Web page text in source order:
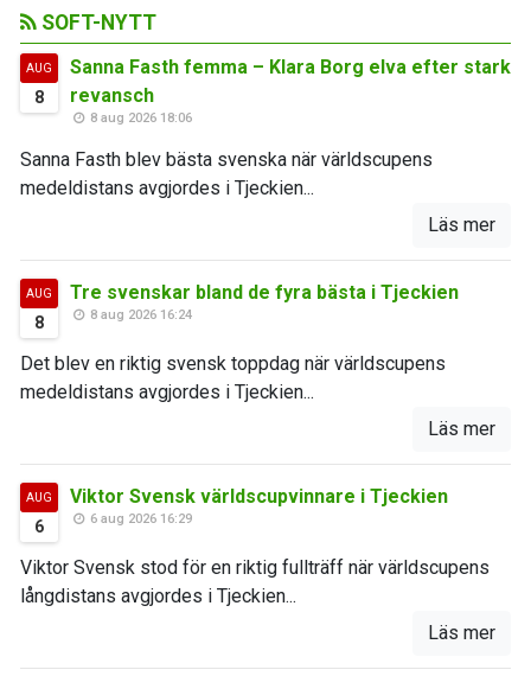
SOFT-NYTT
AUG
8
Sanna Fasth femma – Klara Borg elva efter stark
revansch
8 aug 2026 18:06
Sanna Fasth blev bästa svenska när världscupens
medeldistans avgjordes i Tjeckien...
Läs mer
AUG
8
Tre svenskar bland de fyra bästa i Tjeckien
8 aug 2026 16:24
Det blev en riktig svensk toppdag när världscupens
medeldistans avgjordes i Tjeckien...
Läs mer
AUG
6
Viktor Svensk världscupvinnare i Tjeckien
6 aug 2026 16:29
Viktor Svensk stod för en riktig fullträff när världscupens
långdistans avgjordes i Tjeckien...
Läs mer